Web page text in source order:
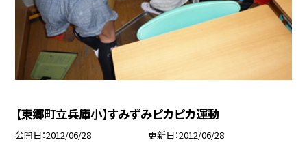
【東郷町立兵庫小】すみずみピカピカ運動
公開日 2012/06/28 更新日 2012/06/28